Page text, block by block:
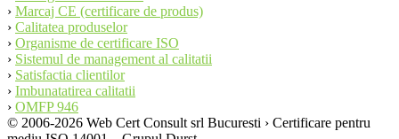
› Marcaj CE (certificare de produs)
› Calitatea produselor
› Organisme de certificare ISO
› Sistemul de management al calitatii
› Satisfactia clientilor
› Imbunatatirea calitatii
› OMFP 946
© 2006-2026 Web Cert Consult srl Bucuresti › Certificare pentru